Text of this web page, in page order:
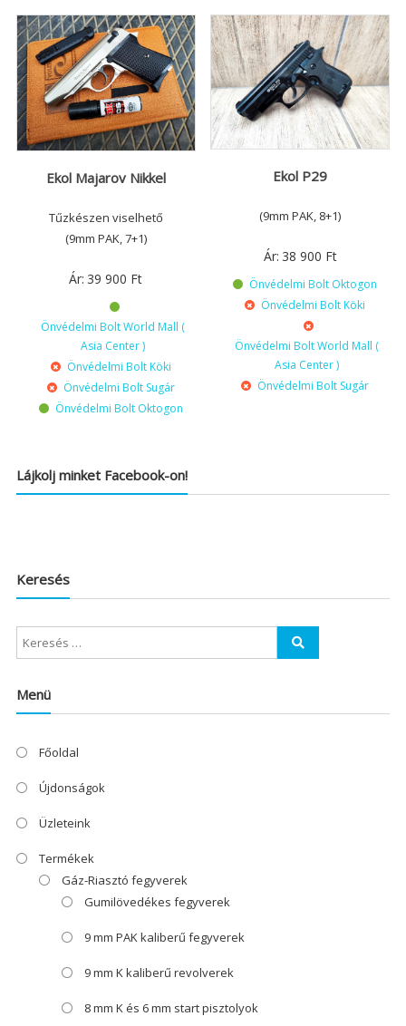
Ekol Majarov Nikkel
Tűzkészen viselhető
(9mm PAK, 7+1)
Ár: 39 900 Ft
Önvédelmi Bolt World Mall (
Asia Center )
Önvédelmi Bolt Köki
Önvédelmi Bolt Sugár
Önvédelmi Bolt Oktogon
Ekol P29
(9mm PAK, 8+1)
Ár: 38 900 Ft
Önvédelmi Bolt Oktogon
Önvédelmi Bolt Köki
Önvédelmi Bolt World Mall (
Asia Center )
Önvédelmi Bolt Sugár
Lájkolj minket Facebook-on!
Keresés
Menü
Főoldal
Újdonságok
Üzleteink
Termékek
Gáz-Riasztó fegyverek
Gumilövedékes fegyverek
9 mm PAK kaliberű fegyverek
9 mm K kaliberű revolverek
8 mm K és 6 mm start pisztolyok